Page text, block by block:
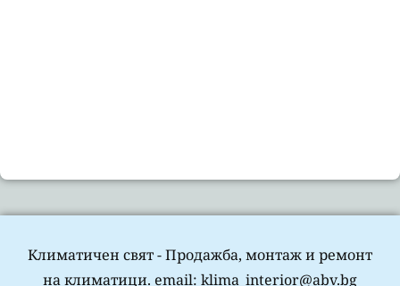
Климатичен свят - Продажба, монтаж и ремонт
на климатици. email: klima_interior@abv.bg